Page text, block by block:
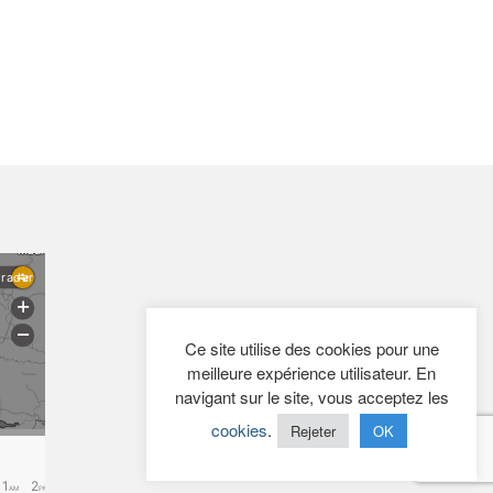
Ce site utilise des cookies pour une
meilleure expérience utilisateur. En
navigant sur le site, vous acceptez les
cookies. Rejeter OK